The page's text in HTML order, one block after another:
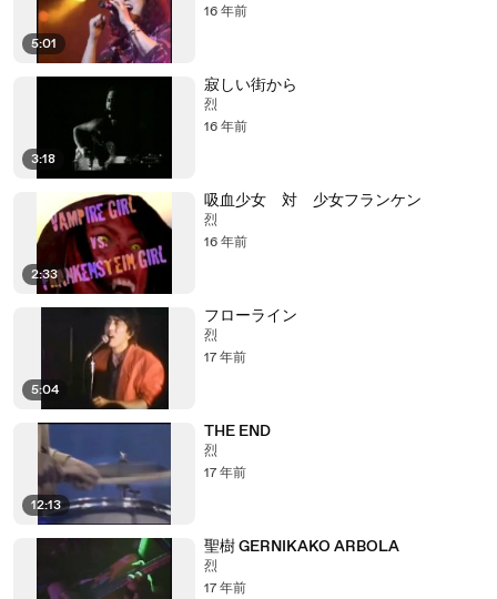
5:01
16 年前
3:18
寂しい街から
烈
16 年前
2:33
吸血少女 対 少女フランケン
烈
16 年前
5:04
フローライン
烈
17 年前
12:13
THE END
烈
17 年前
聖樹 GERNIKAKO ARBOLA
烈
17 年前